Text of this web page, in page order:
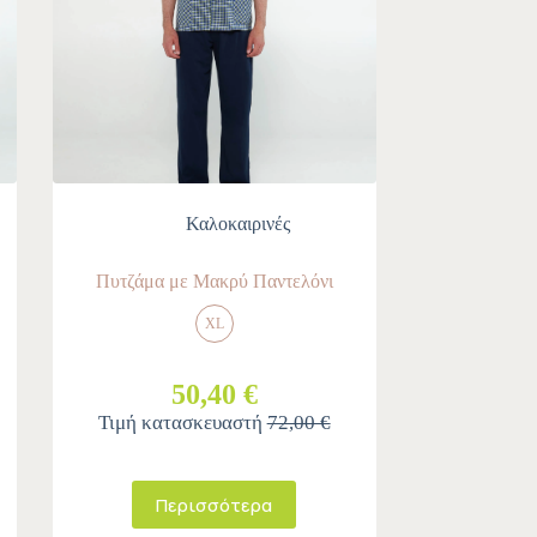
Καλοκαιρινές
Πυτζάμα με Μακρύ Παντελόνι
XL
50,40 €
Τιμή κατασκευαστή72,00 €
Περισσότερα